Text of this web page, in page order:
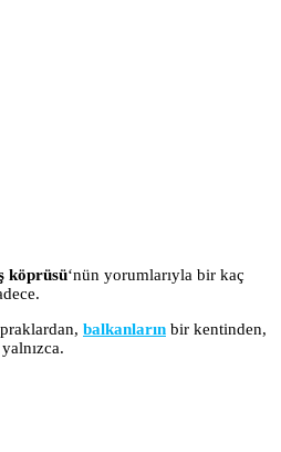
köprüsü‘nün yorumlarıyla bir kaç
balkanların bir kentinden,